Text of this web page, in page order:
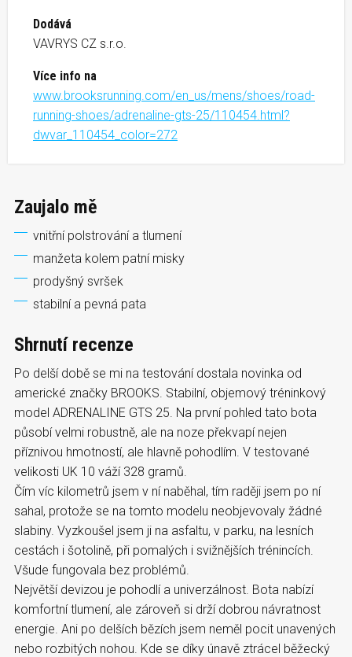
Dodává
VAVRYS CZ s.r.o.
Více info na
www.brooksrunning.com/en_us/mens/shoes/road-
running-shoes/adrenaline-gts-25/110454.html?
dwvar_110454_color=272
Zaujalo mě
vnitřní polstrování a tlumení
manžeta kolem patní misky
prodyšný svršek
stabilní a pevná pata
Shrnutí recenze
Po delší době se mi na testování dostala novinka od
americké značky BROOKS. Stabilní, objemový tréninkový
model ADRENALINE GTS 25. Na první pohled tato bota
působí velmi robustně, ale na noze překvapí nejen
příznivou hmotností, ale hlavně pohodlím. V testované
velikosti UK 10 váží 328 gramů.
Čím víc kilometrů jsem v ní naběhal, tím raději jsem po ní
sahal, protože se na tomto modelu neobjevovaly žádné
slabiny. Vyzkoušel jsem ji na asfaltu, v parku, na lesních
cestách i šotolině, při pomalých i svižnějších trénincích.
Všude fungovala bez problémů.
Největší devizou je pohodlí a univerzálnost. Bota nabízí
komfortní tlumení, ale zároveň si drží dobrou návratnost
energie. Ani po delších bězích jsem neměl pocit unavených
nebo rozbitých nohou. Kde se díky únavě ztrácel běžecký